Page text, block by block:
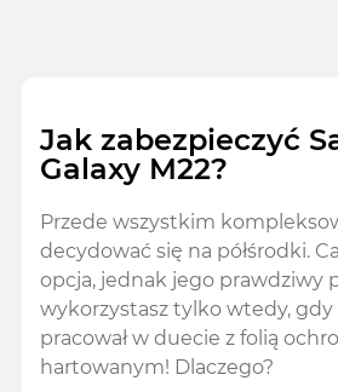
Jak zabezpieczyć
Galaxy M22?
Przede wszystkim
decydować się na półśrodki.
opcja, jednak jego prawdziwy
wykorzystasz tylko wtedy, gdy
pracował w duecie z folią
hartowanym! Dlaczego?